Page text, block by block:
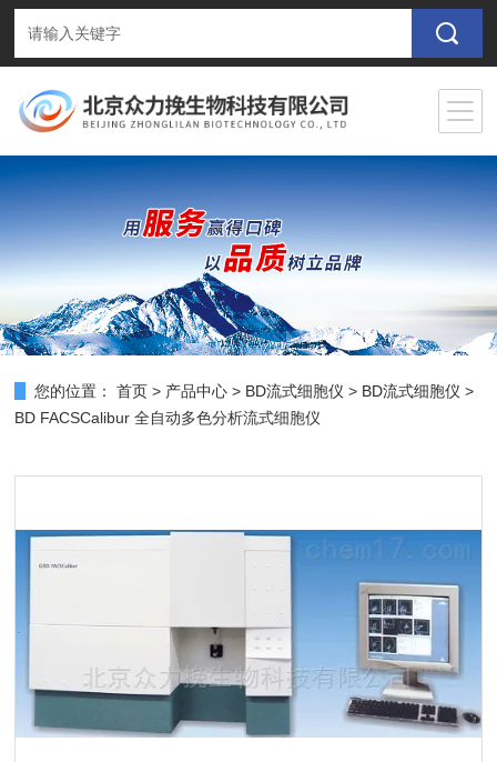
您的位置： 首页 > 产品中心 > BD流式细胞仪 > BD流式细胞仪 >
BD FACSCalibur 全自动多色分析流式细胞仪